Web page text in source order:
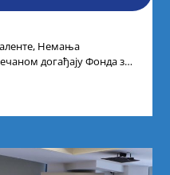
Немања
догађају Фонда за
у Научно-